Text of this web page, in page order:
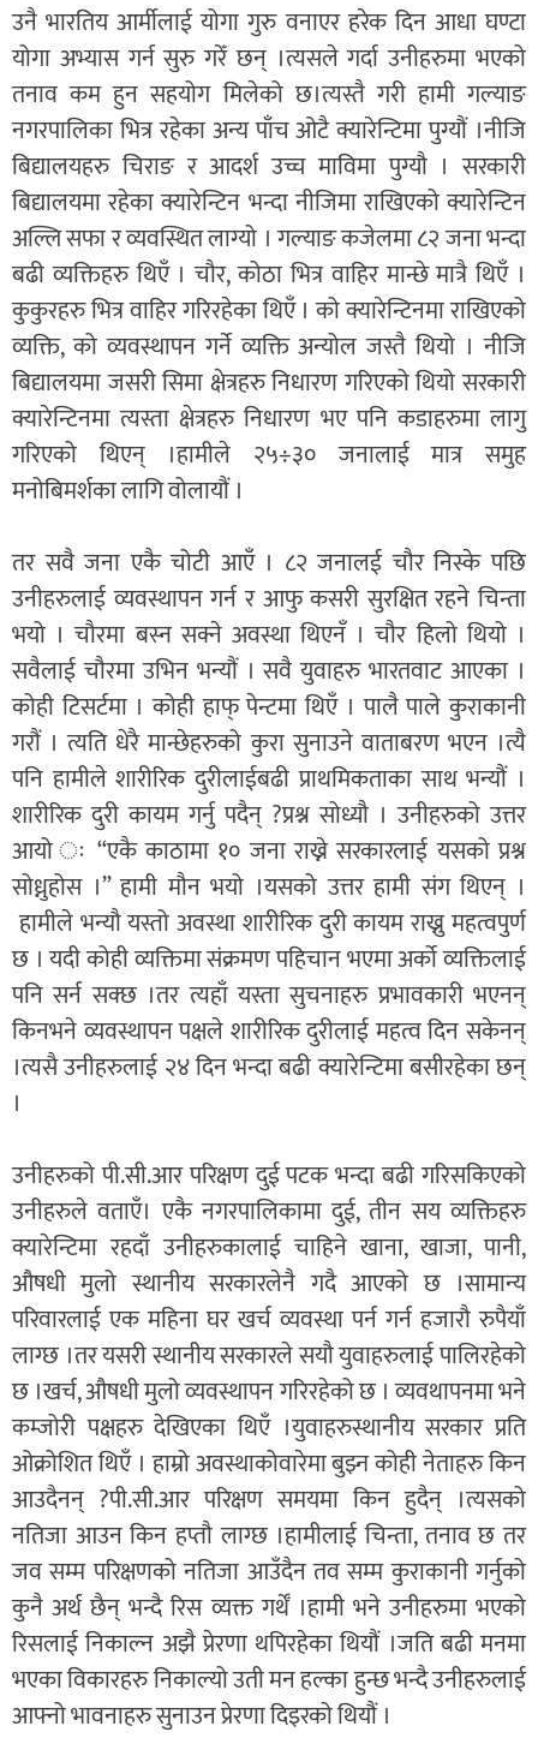
उनै भारतिय आर्मीलाई योगा गुरु वनाएर हरेक दिन आधा घण्टा
योगा अभ्यास गर्न सुरु गरेँ छन् ।त्यसले गर्दा उनीहरुमा भएको
तनाव कम हुन सहयोग मिलेको छ।त्यस्तै गरी हामी गल्याङ
नगरपालिका भित्र रहेका अन्य पाँच ओटै क्यारेन्टिमा पुग्यौं ।नीजि
बिद्यालयहरु चिराङ र आदर्श उच्च माविमा पुग्यौ । सरकारी
बिद्यालयमा रहेका क्यारेन्टिन भन्दा नीजिमा राखिएको क्यारेन्टिन
अल्लि सफा र व्यवस्थित लाग्यो । गल्याङ कजेलमा ८२ जना भन्दा
बढी व्यक्तिहरु थिएँ । चौर, कोठा भित्र वाहिर मान्छे मात्रै थिएँ ।
कुकुरहरु भित्र वाहिर गरिरहेका थिएँ । को क्यारेन्टिनमा राखिएको
व्यक्ति, को व्यवस्थापन गर्ने व्यक्ति अन्योल जस्तै थियो । नीजि
बिद्यालयमा जसरी सिमा क्षेत्रहरु निधारण गरिएको थियो सरकारी
क्यारेन्टिनमा त्यस्ता क्षेत्रहरु निधारण भए पनि कडाहरुमा लागु
गरिएको थिएन् ।हामीले २५÷३० जनालाई मात्र समुह
मनोबिमर्शका लागि वोलायौं ।
तर सवै जना एकै चोटी आएँ । ८२ जनालई चौर निस्के पछि
उनीहरुलाई व्यवस्थापन गर्न र आफु कसरी सुरक्षित रहने चिन्ता
भयो । चौरमा बस्न सक्ने अवस्था थिएनँ । चौर हिलो थियो ।
सवैलाई चौरमा उभिन भन्यौं । सवै युवाहरु भारतवाट आएका ।
कोही टिसर्टमा । कोही हाफ् पेन्टमा थिएँ । पालै पाले कुराकानी
गरौं । त्यति धेरै मान्छेहरुको कुरा सुनाउने वाताबरण भएन ।त्यै
पनि हामीले शारीरिक दुरीलाईबढी प्राथमिकताका साथ भन्यौं ।
शारीरिक दुरी कायम गर्नु पदैन् ?प्रश्न सोध्यौ । उनीहरुको उत्तर
आयो ः “एकै काठामा १० जना राख्ने सरकारलाई यसको प्रश्न
सोध्नुहोस ।” हामी मौन भयो ।यसको उत्तर हामी संग थिएन् ।
हामीले भन्यौ यस्तो अवस्था शारीरिक दुरी कायम राख्नु महत्वपुर्ण
छ । यदी कोही व्यक्तिमा संक्रमण पहिचान भएमा अर्को व्यक्तिलाई
पनि सर्न सक्छ ।तर त्यहाँ यस्ता सुचनाहरु प्रभावकारी भएनन्
किनभने व्यवस्थापन पक्षले शारीरिक दुरीलाई महत्व दिन सकेनन्
।त्यसै उनीहरुलाई २४ दिन भन्दा बढी क्यारेन्टिमा बसीरहेका छन्
।
उनीहरुको पी.सी.आर परिक्षण दुई पटक भन्दा बढी गरिसकिएको
उनीहरुले वताएँ। एकै नगरपालिकामा दुई, तीन सय व्यक्तिहरु
क्यारेन्टिमा रहदाँ उनीहरुकालाई चाहिने खाना, खाजा, पानी,
औषधी मुलो स्थानीय सरकारलेनै गदै आएको छ ।सामान्य
परिवारलाई एक महिना घर खर्च व्यवस्था पर्न गर्न हजारौ रुपैयाँ
लाग्छ ।तर यसरी स्थानीय सरकारले सयौ युवाहरुलाई पालिरहेको
छ ।खर्च, औषधी मुलो व्यवस्थापन गरिरहेको छ । व्यवथापनमा भने
कम्जोरी पक्षहरु देखिएका थिएँ ।युवाहरुस्थानीय सरकार प्रति
ओक्रोशित थिएँ । हाम्रो अवस्थाकोवारेमा बुझ्न कोही नेताहरु किन
आउदैनन् ?पी.सी.आर परिक्षण समयमा किन हुदैन् ।त्यसको
नतिजा आउन किन हप्तौ लाग्छ ।हामीलाई चिन्ता, तनाव छ तर
जव सम्म परिक्षणको नतिजा आउँदैन तव सम्म कुराकानी गर्नुको
कुनै अर्थ छैन् भन्दै रिस व्यक्त गर्थेँ ।हामी भने उनीहरुमा भएको
रिसलाई निकाल्न अझै प्रेरणा थपिरहेका थियौं ।जति बढी मनमा
भएका विकारहरु निकाल्यो उती मन हल्का हुन्छ भन्दै उनीहरुलाई
आफ्नो भावनाहरु सुनाउन प्रेरणा दिइरको थियौं ।